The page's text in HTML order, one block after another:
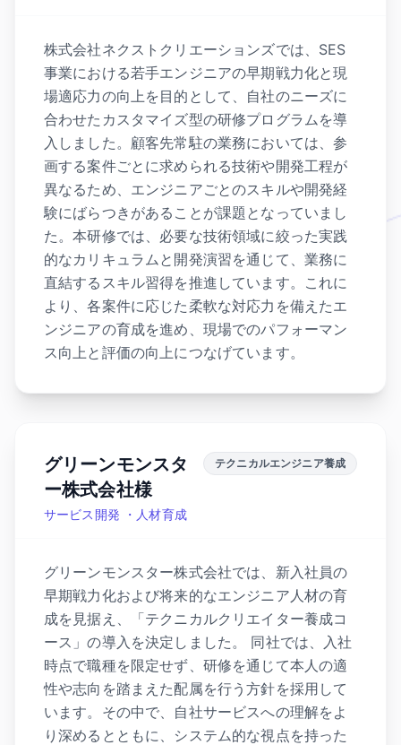
株式会社ネクストクリエーションズでは、SES
事業における若手エンジニアの早期戦力化と現
場適応力の向上を目的として、自社のニーズに
合わせたカスタマイズ型の研修プログラムを導
入しました。顧客先常駐の業務においては、参
画する案件ごとに求められる技術や開発工程が
異なるため、エンジニアごとのスキルや開発経
験にばらつきがあることが課題となっていまし
た。本研修では、必要な技術領域に絞った実践
的なカリキュラムと開発演習を通じて、業務に
直結するスキル習得を推進しています。これに
より、各案件に応じた柔軟な対応力を備えたエ
ンジニアの育成を進め、現場でのパフォーマン
ス向上と評価の向上につなげています。
グリーンモンスタ
ー株式会社様
サービス開発 ・人材育成
テクニカルエンジニア養成
グリーンモンスター株式会社では、新入社員の
早期戦力化および将来的なエンジニア人材の育
成を見据え、「テクニカルクリエイター養成コ
ース」の導入を決定しました。 同社では、入社
時点で職種を限定せず、研修を通じて本人の適
性や志向を踏まえた配属を行う方針を採用して
います。その中で、自社サービスへの理解をよ
り深めるとともに、システム的な視点を持った